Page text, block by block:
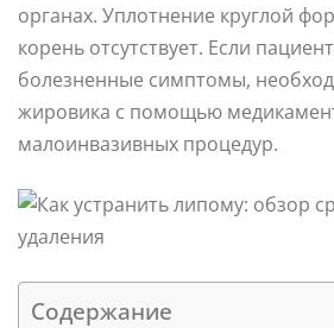
органах. Уплотнение круглой
корень отсутствует. Если
болезненные симптомы,
жировика с помощью
малоинвазивных процедур.
Содержание